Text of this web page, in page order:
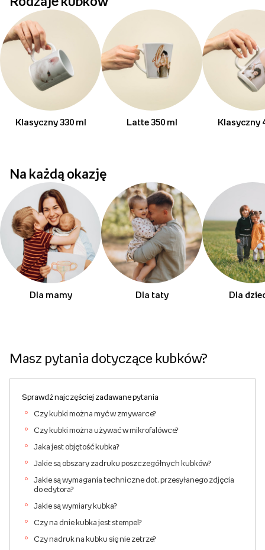
Klasyczny 330 ml Latte 350 ml Klasyczny
Na każdą okazję
Dla mamy Dla taty Dla
Masz pytania dotyczące kubków?
Sprawdź najczęściej zadawane pytania
Czy kubki można myć w zmywarce?
Czy kubki można używać w mikrofalówce?
Jaka jest objętość kubka?
Jakie są obszary zadruku poszczegółnych kubków?
Jakie są wymagania techniczne dot. przesyłanego zdjęcia
do edytora?
Jakie są wymiary kubka?
Czy na dnie kubka jest stempel?
Czy nadruk na kubku się nie zetrze?